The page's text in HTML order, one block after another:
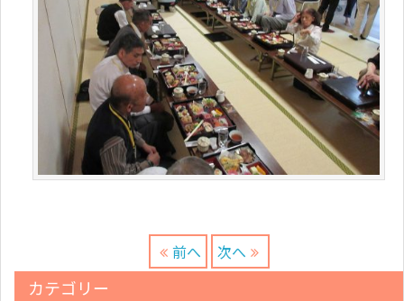
前へ 次へ
カテゴリー